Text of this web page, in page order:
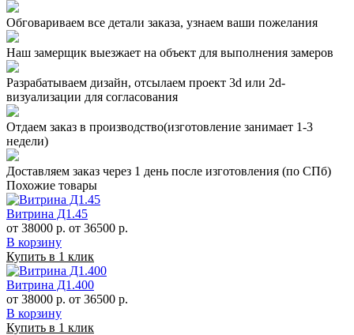
Обговариваем все детали заказа, узнаем ваши пожелания
Наш замерщик выезжает на объект для выполнения замеров
Разрабатываем дизайн, отсылаем проект 3d или 2d-
визуализации для согласования
Отдаем заказ в производство(изготовление занимает 1-3
недели)
Доставляем заказ через 1 день после изготовления (по СПб)
Похожие товары
Витрина Д1.45
от 38000 р. от 36500 р.
В корзину
Купить в 1 клик
Витрина Д1.400
от 38000 р. от 36500 р.
В корзину
Купить в 1 клик